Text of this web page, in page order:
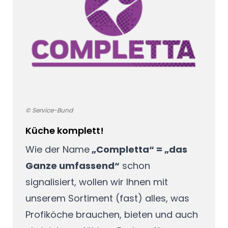
Küche komplett!
Wie der Name„Completta“ = „das
Ganze umfassend“ schon
signalisiert, wollen wir Ihnen mit
unserem Sortiment (fast) alles, was
Profiköche brauchen, bieten und auch
© Service-Bund